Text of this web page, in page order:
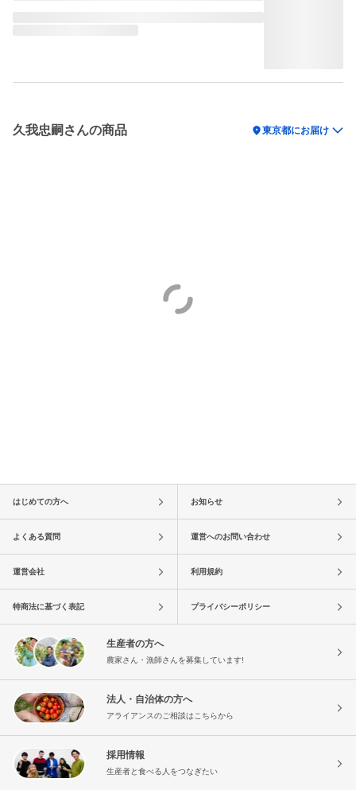
久我忠嗣さんの商品 location_on東京都にお届け
はじめての方へ お知らせ
よくある質問 運営へのお問い合わせ
運営会社 利用規約
特商法に基づく表記 プライバシーポリシー
生産者の方へ
農家さん・漁師さんを募集しています!
法人・自治体の方へ
アライアンスのご相談はこちらから
採用情報
生産者と食べる人をつなぎたい